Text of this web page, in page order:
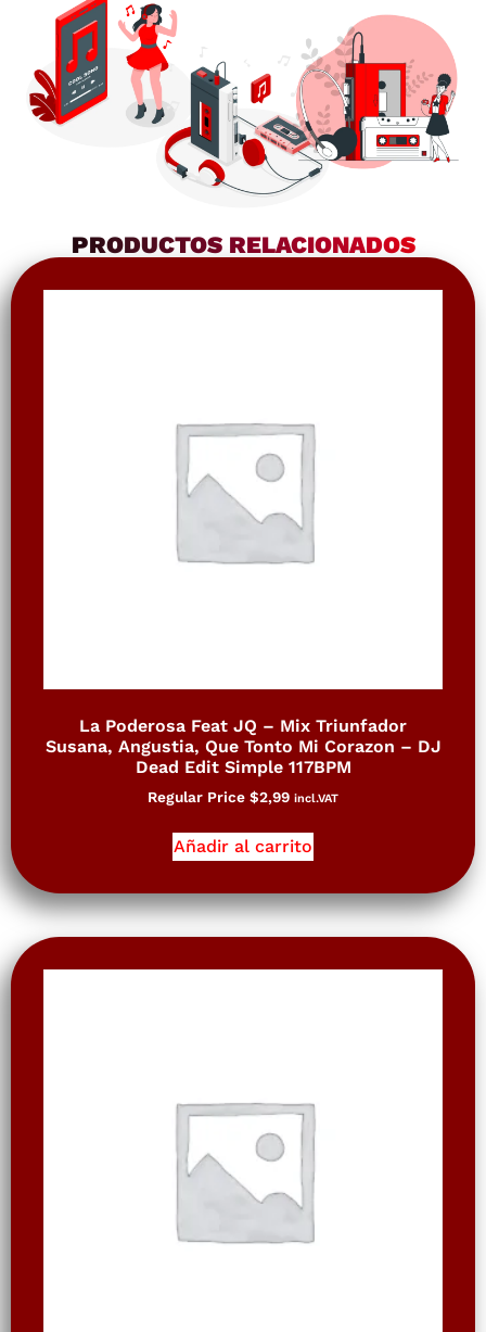
PRODUCTOS RELACIONADOS
La Poderosa Feat JQ – Mix Triunfador
Susana, Angustia, Que Tonto Mi Corazon – DJ
Dead Edit Simple 117BPM
Regular Price $2,99 incl.VAT
Añadir al carrito